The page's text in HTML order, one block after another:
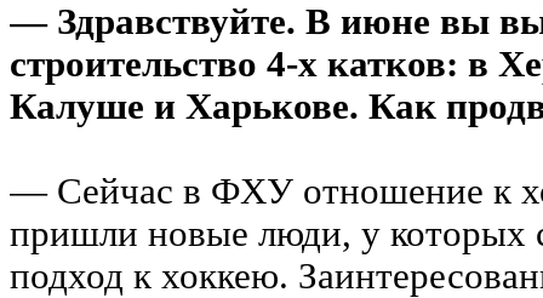
— Здравствуйте. В июне вы
строительство 4-х катков: в
Калуше и Харькове. Как
— Сейчас в ФХУ отношение к
пришли новые люди, у которых
подход к хоккею.